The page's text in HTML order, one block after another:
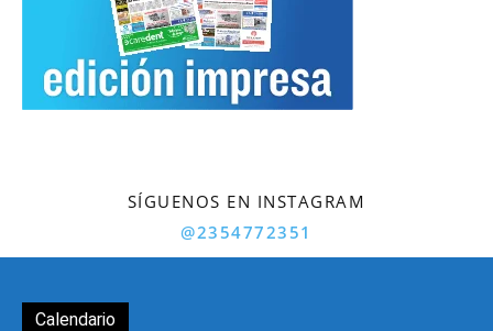
SÍGUENOS EN INSTAGRAM
@2354772351
Calendario